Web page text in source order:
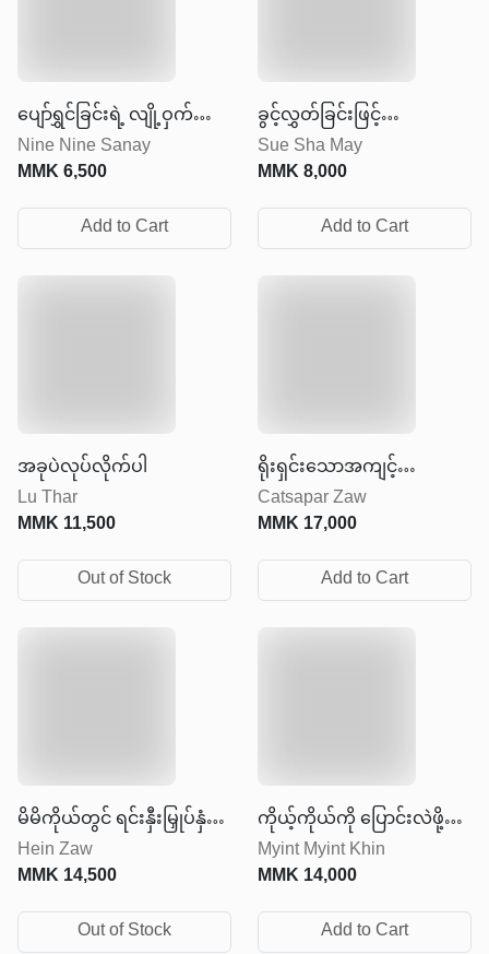
ပျော်ရွှင်ခြင်းရဲ့ လျို့ဝှက်
အမှတ်
Nine Nine Sanay
MMK6,500
Add to Cart
ခွင့်လွှတ်ခြင်းဖြင့်
လွတ်မြောက်ခြင်း
Sue Sha May
MMK8,000
Add to Cart
အခုပဲလုပ်လိုက်ပါ
Lu Thar
MMK11,500
Out of Stock
ရိုးရှင်းသောအကျင့်
ကောင်းမွန်သောဘဝ
Catsapar Zaw
MMK17,000
Add to Cart
မိမိကိုယ်တွင် ရင်းနှီးမြှုပ်နှံ
ခြင်း
Hein Zaw
MMK14,500
Out of Stock
ကိုယ့်ကိုယ်ကို ပြောင်းလဲဖို့
အတွက် သင်ခန်းစာ ၂၅ချက်
Myint Myint Khin
MMK14,000
Add to Cart